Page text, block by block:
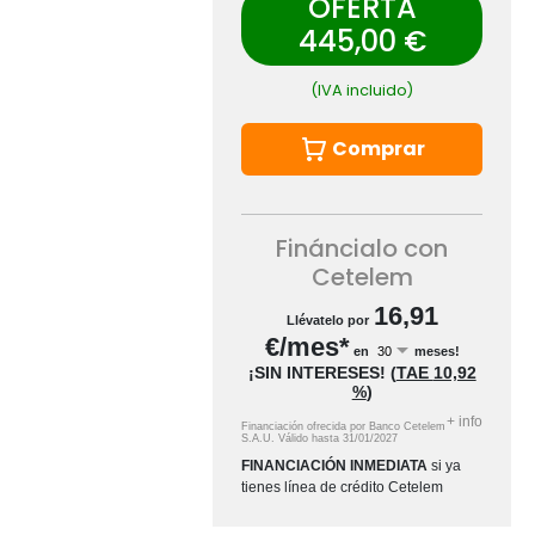
445,00 €
(IVA incluido)
Comprar
Fináncialo con
Cetelem
Llévatelo por 16,91
€/mes* en meses!
¡SIN INTERESES! (TAE 10,92
%)
Financiación ofrecida por Banco Cetelem
S.A.U.Válido hasta31/01/2027
+ info
FINANCIACIÓN INMEDIATA si ya
tienes línea de crédito Cetelem